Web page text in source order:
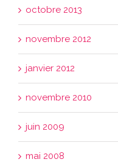
octobre 2013
novembre 2012
janvier 2012
novembre 2010
juin 2009
mai 2008